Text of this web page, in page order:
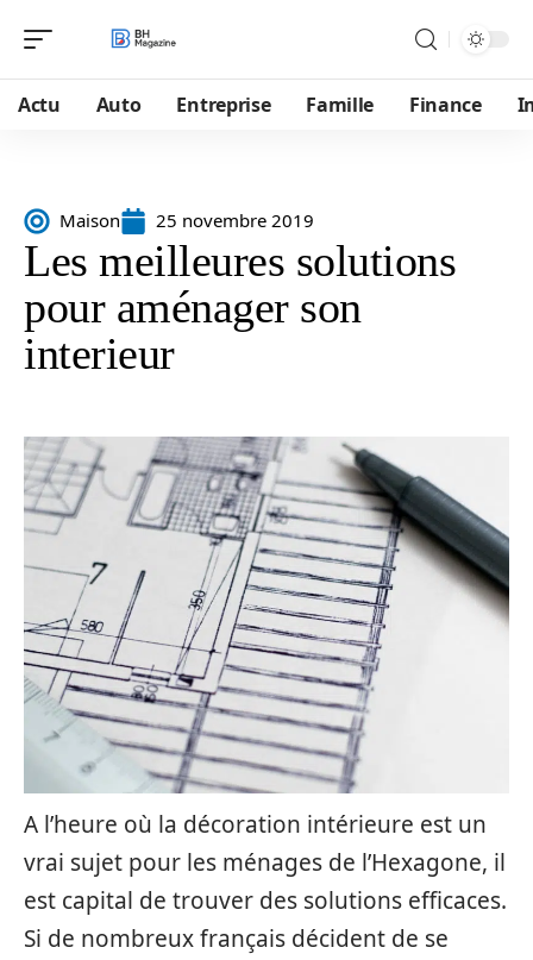
Actu Auto Entreprise Famille Finance
Maison 25 novembre 2019
Les meilleures solutions
pour aménager son
interieur
A l’heure où la décoration intérieure est un
vrai sujet pour les ménages de l’Hexagone, il
est capital de trouver des solutions efficaces.
Si de nombreux français décident de se